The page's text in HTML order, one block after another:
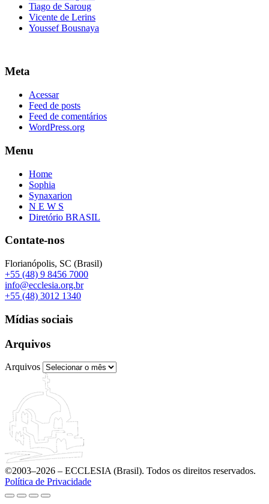
Tiago de Saroug
Vicente de Lerins
Youssef Bousnaya
Meta
Acessar
Feed de posts
Feed de comentários
WordPress.org
Menu
Home
Sophia
Synaxarion
N E W S
Diretório BRASIL
Contate-nos
Florianópolis, SC (Brasil)
+55 (48) 9 8456 7000
info@ecclesia.org.br
+55 (48) 3012 1340
Mídias sociais
Arquivos
Arquivos
©2003–2026 – ECCLESIA (Brasil). Todos os direitos reservados.
Política de Privacidade